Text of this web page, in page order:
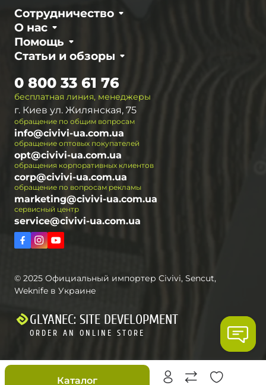
СкидкиКаталог
О нас
Сотрудничество
Статьи и обзоры
Помощь
бесплатная линия, менеджеры
0 800 33 61 76
г. Киев ул. Жилянская, 75
обращение по общим вопросам
info@civivi-ua.com.ua
обращение оптовых покупателей
opt@civivi-ua.com.ua
обращения корпоративных клиентов
corp@civivi-ua.com.ua
обращение по вопросам рекламы
marketing@civivi-ua.com.ua
сервисный центр
service@civivi-ua.com.ua
© 2025 Официальный импортер Civivi, Sencut,
Weknife в Украине
GLYANEC: SITE DEVELOPMENT
ORDER AN ONLINE STORE